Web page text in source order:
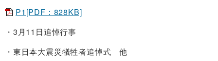
P1[PDF：828KB]
・3月11日追悼行事
・東日本大震災犠牲者追悼式 他